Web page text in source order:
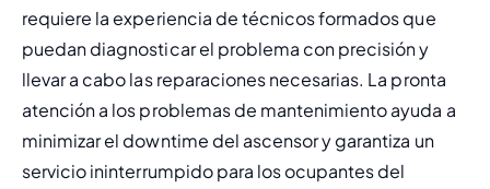
requiere la experiencia de técnicos formados que
puedan diagnosticar el problema con precisión y
llevar a cabo las reparaciones necesarias. La pronta
atención a los problemas de mantenimiento ayuda a
minimizar el downtime del ascensor y garantiza un
servicio ininterrumpido para los ocupantes del